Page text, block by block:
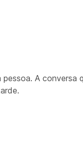
pessoa. A